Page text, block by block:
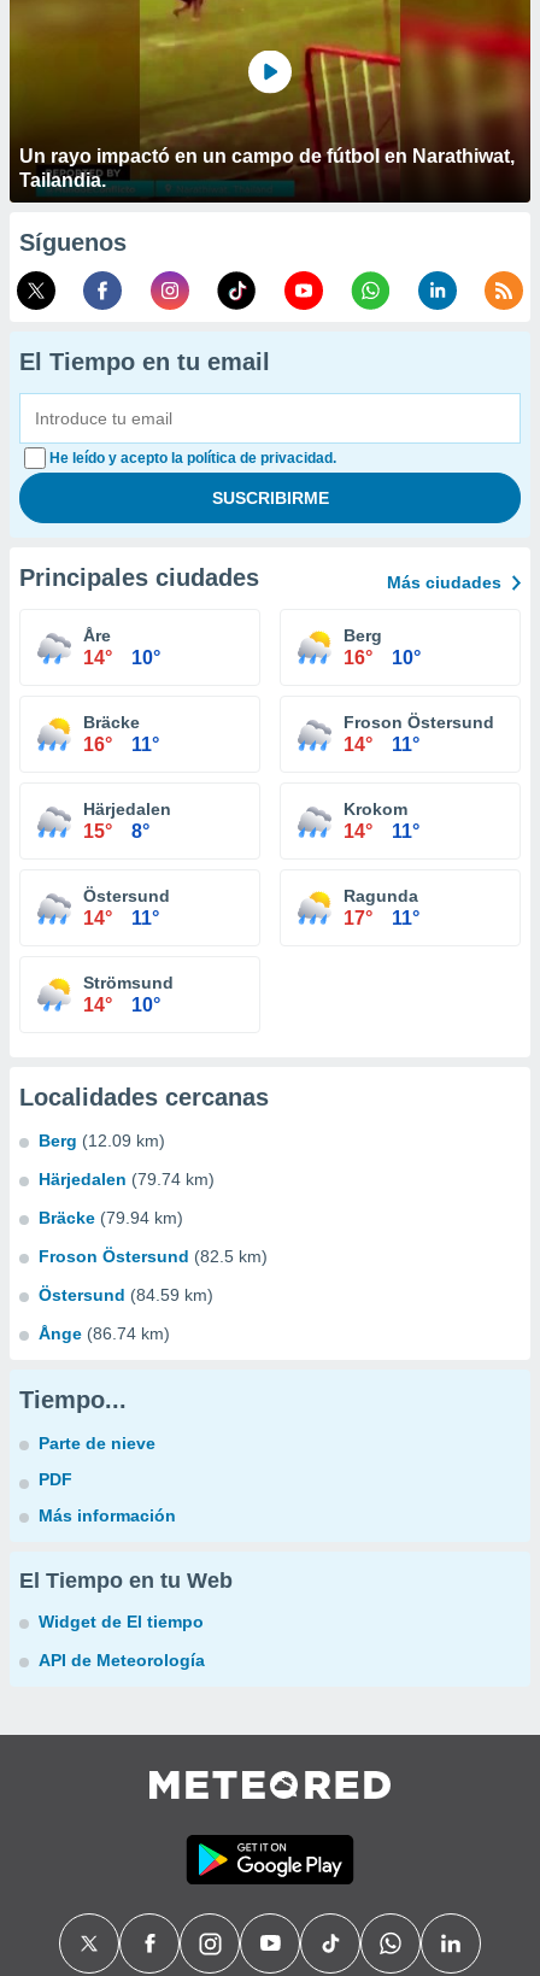
Un rayo impactó en un campo de fútbol en Narathiwat,
Tailandia.
Síguenos
El Tiempo en tu email
He leído y acepto la política de privacidad.
Principales ciudades Más ciudades
Åre
14° 10°
Berg
16° 10°
Bräcke
16° 11°
Froson Östersund
14° 11°
Härjedalen
15° 8°
Krokom
14° 11°
Östersund
14° 11°
Ragunda
17° 11°
Strömsund
14° 10°
Localidades cercanas
Berg (12.09 km)
Härjedalen (79.74 km)
Bräcke (79.94 km)
Froson Östersund (82.5 km)
Östersund (84.59 km)
Ånge (86.74 km)
Tiempo...
Parte de nieve
PDF
Más información
El Tiempo en tu Web
Widget de El tiempo
API de Meteorología